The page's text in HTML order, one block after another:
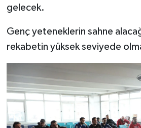
gelecek.
Genç yeteneklerin sahne
rekabetin yüksek seviyede
Şaphane
Simav
Siyaset